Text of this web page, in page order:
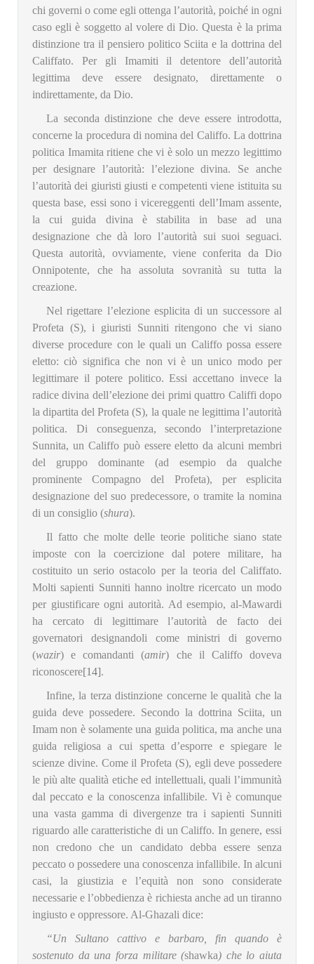
chi governi o come egli ottenga l’autorità, poiché in ogni
caso egli è soggetto al volere di Dio. Questa è la prima
distinzione tra il pensiero politico Sciita e la dottrina del
Califfato. Per gli Imamiti il detentore dell’autorità
legittima deve essere designato, direttamente o
indirettamente, da Dio.
La seconda distinzione che deve essere introdotta,
concerne la procedura di nomina del Califfo. La dottrina
politica Imamita ritiene che vi è solo un mezzo legittimo
per designare l’autorità: l’elezione divina. Se anche
l’autorità dei giuristi giusti e competenti viene istituita su
questa base, essi sono i vicereggenti dell’Imam assente,
la cui guida divina è stabilita in base ad una
designazione che dà loro l’autorità sui suoi seguaci.
Questa autorità, ovviamente, viene conferita da Dio
Onnipotente, che ha assoluta sovranità su tutta la
creazione.
Nel rigettare l’elezione esplicita di un successore al
Profeta (S), i giuristi Sunniti ritengono che vi siano
diverse procedure con le quali un Califfo possa essere
eletto: ciò significa che non vi è un unico modo per
legittimare il potere politico. Essi accettano invece la
radice divina dell’elezione dei primi quattro Califfi dopo
la dipartita del Profeta (S), la quale ne legittima l’autorità
politica. Di conseguenza, secondo l’interpretazione
Sunnita, un Califfo può essere eletto da alcuni membri
del gruppo dominante (ad esempio da qualche
prominente Compagno del Profeta), per esplicita
designazione del suo predecessore, o tramite la nomina
di un consiglio (shura).
Il fatto che molte delle teorie politiche siano state
imposte con la coercizione dal potere militare, ha
costituito un serio ostacolo per la teoria del Califfato.
Molti sapienti Sunniti hanno inoltre ricercato un modo
per giustificare ogni autorità. Ad esempio, al-Mawardi
ha cercato di legittimare l’autorità de facto dei
governatori designandoli come ministri di governo
(wazir) e comandanti (amir) che il Califfo doveva
riconoscere[14].
Infine, la terza distinzione concerne le qualità che la
guida deve possedere. Secondo la dottrina Sciita, un
Imam non è solamente una guida politica, ma anche una
guida religiosa a cui spetta d’esporre e spiegare le
scienze divine. Come il Profeta (S), egli deve possedere
le più alte qualità etiche ed intellettuali, quali l’immunità
dal peccato e la conoscenza infallibile. Vi è comunque
una vasta gamma di divergenze tra i sapienti Sunniti
riguardo alle caratteristiche di un Califfo. In genere, essi
non credono che un candidato debba essere senza
peccato o possedere una conoscenza infallibile. In alcuni
casi, la giustizia e l’equità non sono considerate
necessarie e l’obbedienza è richiesta anche ad un tiranno
ingiusto e oppressore. Al-Ghazali dice:
“Un Sultano cattivo e barbaro, fin quando è
sostenuto da una forza militare (shawka) che lo aiuta